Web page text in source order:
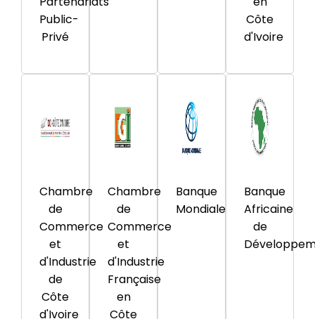
Public-
Privé
Côte
d'Ivoire
Chambre
de
Commerce
et
d'Industrie
de
Côte
d'Ivoire
Chambre
de
Commerce
et
d'Industrie
Française
en
Côte
Banque
Mondiale
Banque
Africaine
de